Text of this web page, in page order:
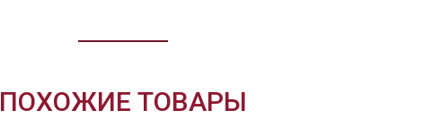
ПОХОЖИЕ ТОВАРЫ